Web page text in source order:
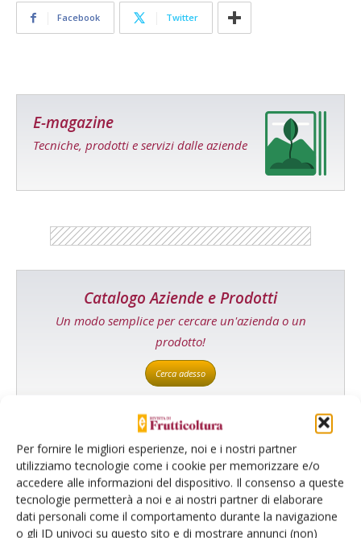
Per fornire le migliori esperienze, noi e i nostri partner
utilizziamo tecnologie come i cookie per memorizzare e/o
accedere alle informazioni del dispositivo. Il consenso a queste
tecnologie permetterà a noi e ai nostri partner di elaborare
dati personali come il comportamento durante la navigazione
o gli ID univoci su questo sito e di mostrare annunci (non)
Facebook Twitter
E-magazine
Tecniche, prodotti e servizi dalle aziende
Catalogo Aziende e Prodotti
Un modo semplice per cercare un'azienda o un
prodotto!
Cerca adesso
L'Esperto risponde
I consigli di Terra e Vita agli agricoltori
Cerca adesso